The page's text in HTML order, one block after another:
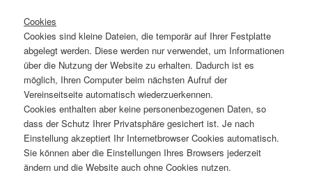
Cookies
Cookies sind kleine Dateien, die temporär auf Ihrer Festplatte
abgelegt werden. Diese werden nur verwendet, um Informationen
über die Nutzung der Website zu erhalten. Dadurch ist es
möglich, Ihren Computer beim nächsten Aufruf der
Vereinseitseite automatisch wiederzuerkennen.
Cookies enthalten aber keine personenbezogenen Daten, so
dass der Schutz Ihrer Privatsphäre gesichert ist. Je nach
Einstellung akzeptiert Ihr Internetbrowser Cookies automatisch.
Sie können aber die Einstellungen Ihres Browsers jederzeit
ändern und die Website auch ohne Cookies nutzen.